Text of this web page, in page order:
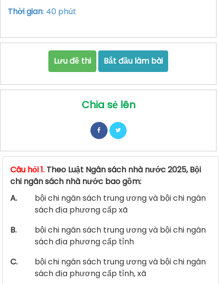
Thời gian: 40 phút
Lưu đề thi Bắt đầu làm bài
Chia sẻ lên
Câu hỏi 1. Theo Luật Ngân sách nhà nước 2025, Bội
chi ngân sách nhà nước bao gồm:
A.
bội chi ngân sách trung ương và bội chi ngân
sách địa phương cấp xã
B.
bội chi ngân sách trung ương và bội chi ngân
sách địa phương cấp tỉnh
C.
bội chi ngân sách trung ương và bội chi ngân
sách địa phương cấp tỉnh, xã